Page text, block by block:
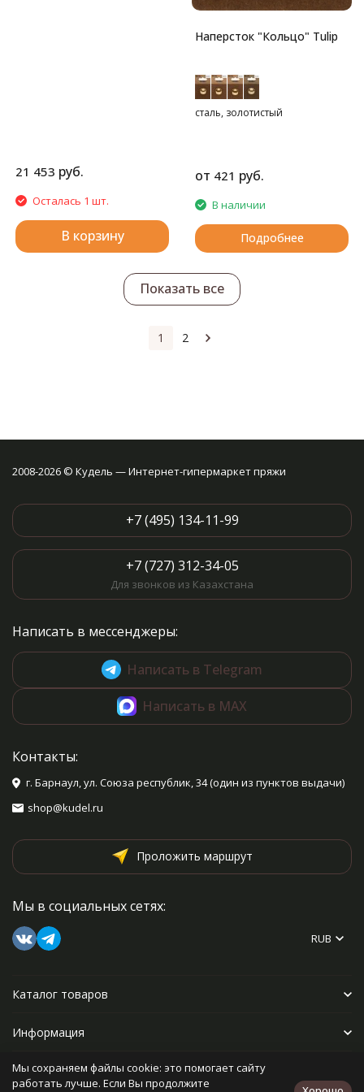
21 453 руб.
Осталась 1 шт.
В корзину
Наперсток "Кольцо" Tulip
сталь, золотистый
от 421 руб.
В наличии
Подробнее
Показать все
1 2
2008-2026 © Кудель — Интернет-гипермаркет пряжи
+7 (495) 134-11-99
+7 (727) 312-34-05
Для звонков из Казахстана
Написать в мессенджеры:
Написать в Telegram
Написать в MAX
Контакты:
г. Барнаул, ул. Союза республик, 34 (один из пунктов выдачи)
shop@kudel.ru
Проложить маршрут
Мы в социальных сетях:
RUB
Каталог товаров
Информация
Прочее
Мы сохраняем файлы cookie: это помогает сайту
работать лучше. Если Вы продолжите